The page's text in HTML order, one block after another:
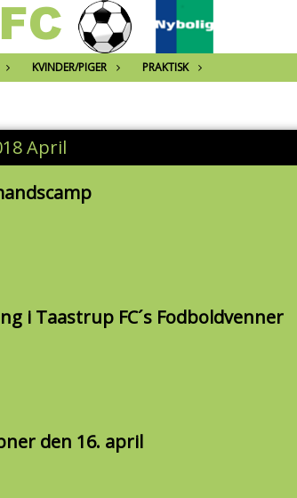
KVINDER/PIGER PRAKTISK
April
i Taastrup FC´s Fodboldvenner
den 16. april